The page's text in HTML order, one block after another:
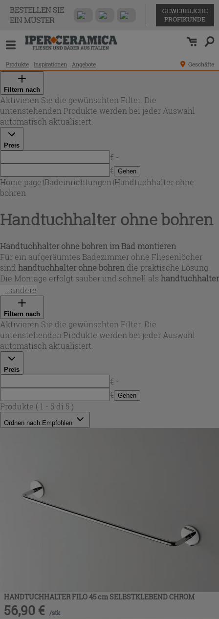
BESTELLEN SIE
EIN MUSTER
GEWERBLICHE
PROFIKUNDE
Produkte Inspirationen Angebote Geschäfte
Filtern nach
Aktivieren Sie die gewünschten Filter. Die
untenstehenden Produkte werden bei jeder Auswahl
automatisch aktualisiert.
Preis
€ -
€ Gehen
Home page\Badeinrichtungen \Handtuchhalter ohne
bohren
Handtuchhalter ohne bohren
Handtuchhalter ohne bohren im Bad montieren
Für ein aufgeräumtes Badezimmer ohne Fliesenlöcher
sind handtuchhalter ohne bohren die praktische Lösung.
Die Montage erfolgt sauber und schnell als handtuchhalter
zum kleben
bleiben oder empfindliche Oberflächen schützen willst. Ob
alshandtuchhalter bad ohne bohren
Waschtisch oder alshandtuchhalter dusche ohne bohren
Die Halterungen passen sich unterschiedlichen
Platzsituationen an und bieten eine stabile Ablage für
Hand- und Duschtücher.
...andere
Filtern nach
Aktivieren Sie die gewünschten Filter. Die
untenstehenden Produkte werden bei jeder Auswahl
automatisch aktualisiert.
Preis
€ -
€ Gehen
Produkte ( 1 - 5 di 5 )
Ordnen nach: Empfohlen
HANDTUCHHALTER FILO 45 cm SELBSTKLEBEND CHROM
56,90 € /stk